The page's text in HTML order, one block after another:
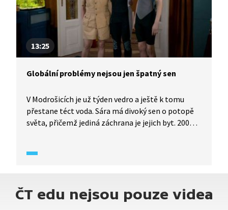
13:25
Globální problémy nejsou jen špatný sen
V Modrošicích je už týden vedro a ještě k tomu
přestane téct voda. Sára má divoký sen o potopě
světa, přičemž jediná záchrana je jejich byt. 200
planetě se můžeme snadno zapojit – čistit břehy
problémy nejsou jen Sářin špatný sen a každý
může svým chováním pomoci jejich řešení!
ČT edu nejsou pouze videa